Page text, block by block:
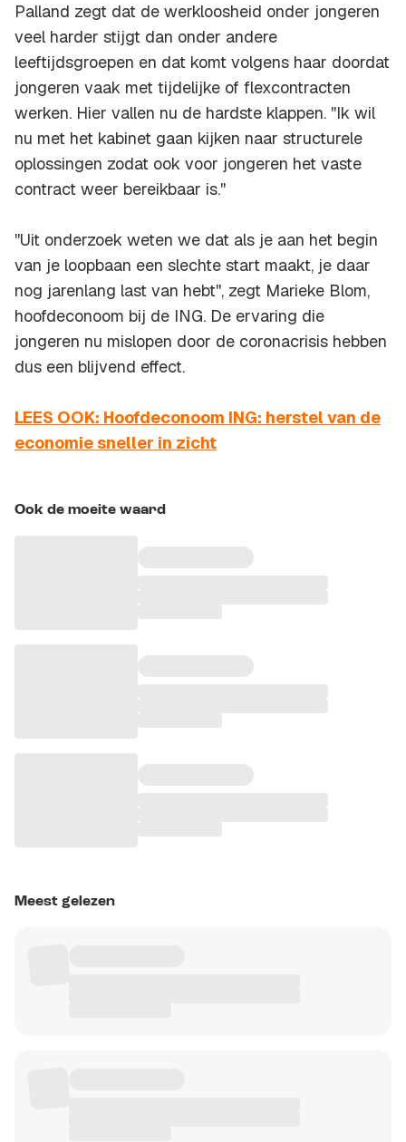
Palland zegt dat de werkloosheid onder jongeren
veel harder stijgt dan onder andere
leeftijdsgroepen en dat komt volgens haar doordat
jongeren vaak met tijdelijke of flexcontracten
werken. Hier vallen nu de hardste klappen. ''Ik wil
nu met het kabinet gaan kijken naar structurele
oplossingen zodat ook voor jongeren het vaste
contract weer bereikbaar is.''
''Uit onderzoek weten we dat als je aan het begin
van je loopbaan een slechte start maakt, je daar
nog jarenlang last van hebt'', zegt Marieke Blom,
hoofdeconoom bij de ING. De ervaring die
jongeren nu mislopen door de coronacrisis hebben
dus een blijvend effect.
LEES OOK: Hoofdeconoom ING: herstel van de
economie sneller in zicht
Ook de moeite waard
Meest gelezen